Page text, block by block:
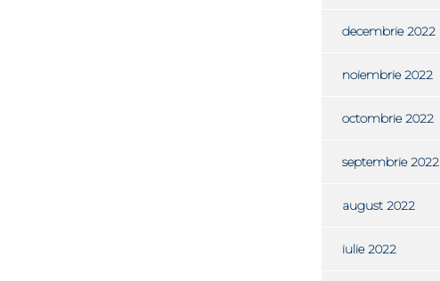
decembrie 2022
noiembrie 2022
octombrie 2022
septembrie 2022
august 2022
iulie 2022